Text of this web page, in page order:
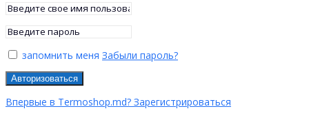
запомнить меня Забыли пароль?
Авторизоваться
Впервые в Termoshop.md? Зарегистрироваться